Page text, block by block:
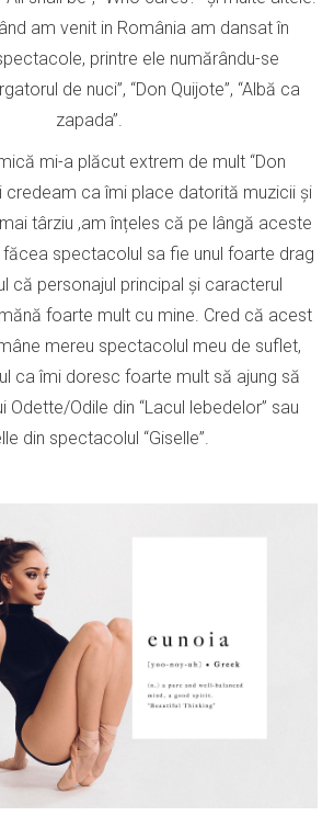
am venit in România am dansat în
printre ele numărându-se
de nuci”, “Don Quijote”, “Albă ca
zapada”.
mi-a plăcut extrem de mult “Don
credeam ca îmi place datorită muzicii și
târziu ,am înțeles că pe lângă aceste
spectacolul sa fie unul foarte drag
că personajul principal și caracterul
foarte mult cu mine. Cred că acest
mereu spectacolul meu de suflet,
ca îmi doresc foarte mult să ajung să
Odette/Odile din “Lacul lebedelor” sau
din spectacolul “Giselle”.